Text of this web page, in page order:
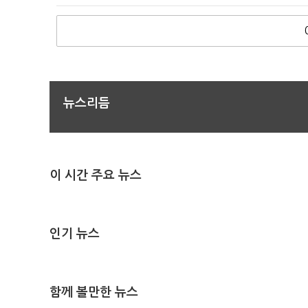
뉴스리듬
이 시간 주요 뉴스
인기 뉴스
함께 볼만한 뉴스